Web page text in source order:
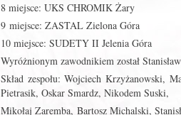
8 miejsce: UKS CHROMIK Żary
9 miejsce: ZASTAL Zielona Góra
10 miejsce: SUDETY II Jelenia Góra
Wyróżnionym zawodnikiem został
Skład zespołu: Wojciech Krzyżanowski,
Pietrasik, Oskar Smardz, Nikodem Suski,
Mikołaj Zaremba, Bartosz Michalski,